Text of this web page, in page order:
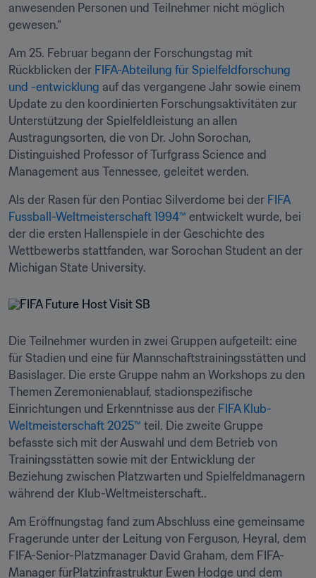
anwesenden Personen und Teilnehmer nicht möglich
gewesen.“
Am 25. Februar begann der Forschungstag mit
Rückblicken der FIFA-Abteilung für Spielfeldforschung
und -entwicklung auf das vergangene Jahr sowie einem
Update zu den koordinierten Forschungsaktivitäten zur
Unterstützung der Spielfeldleistung an allen
Austragungsorten, die von Dr. John Sorochan,
Distinguished Professor of Turfgrass Science and
Management aus Tennessee, geleitet werden.
Als der Rasen für den Pontiac Silverdome bei der FIFA
Fussball-Weltmeisterschaft 1994™ entwickelt wurde, bei
der die ersten Hallenspiele in der Geschichte des
Wettbewerbs stattfanden, war Sorochan Student an der
Michigan State University.
Die Teilnehmer wurden in zwei Gruppen aufgeteilt: eine
für Stadien und eine für Mannschaftstrainingsstätten und
Basislager. Die erste Gruppe nahm an Workshops zu den
Themen Zeremonienablauf, stadionspezifische
Einrichtungen und Erkenntnisse aus der FIFA Klub-
Weltmeisterschaft 2025™ teil. Die zweite Gruppe
befasste sich mit der Auswahl und dem Betrieb von
Trainingsstätten sowie mit der Entwicklung der
Beziehung zwischen Platzwarten und Spielfeldmanagern
während der Klub-Weltmeisterschaft..
Am Eröffnungstag fand zum Abschluss eine gemeinsame
Fragerunde unter der Leitung von Ferguson, Heyral, dem
FIFA-Senior-Platzmanager David Graham, dem FIFA-
Manager fürPlatzinfrastruktur Ewen Hodge und dem